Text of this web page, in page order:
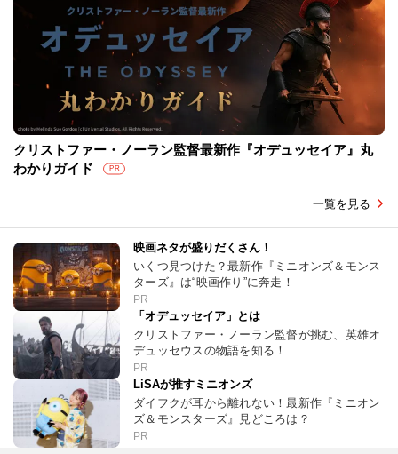
クリストファー・ノーラン監督最新作『オデュッセイア』丸
わかりガイド
PR
一覧を見る
映画ネタが盛りだくさん！
いくつ見つけた？最新作『ミニオンズ＆モンス
ターズ』は“映画作り”に奔走！
PR
「オデュッセイア」とは
クリストファー・ノーラン監督が挑む、英雄オ
デュッセウスの物語を知る！
PR
LiSAが推すミニオンズ
ダイフクが耳から離れない！最新作『ミニオン
ズ＆モンスターズ』見どころは？
PR